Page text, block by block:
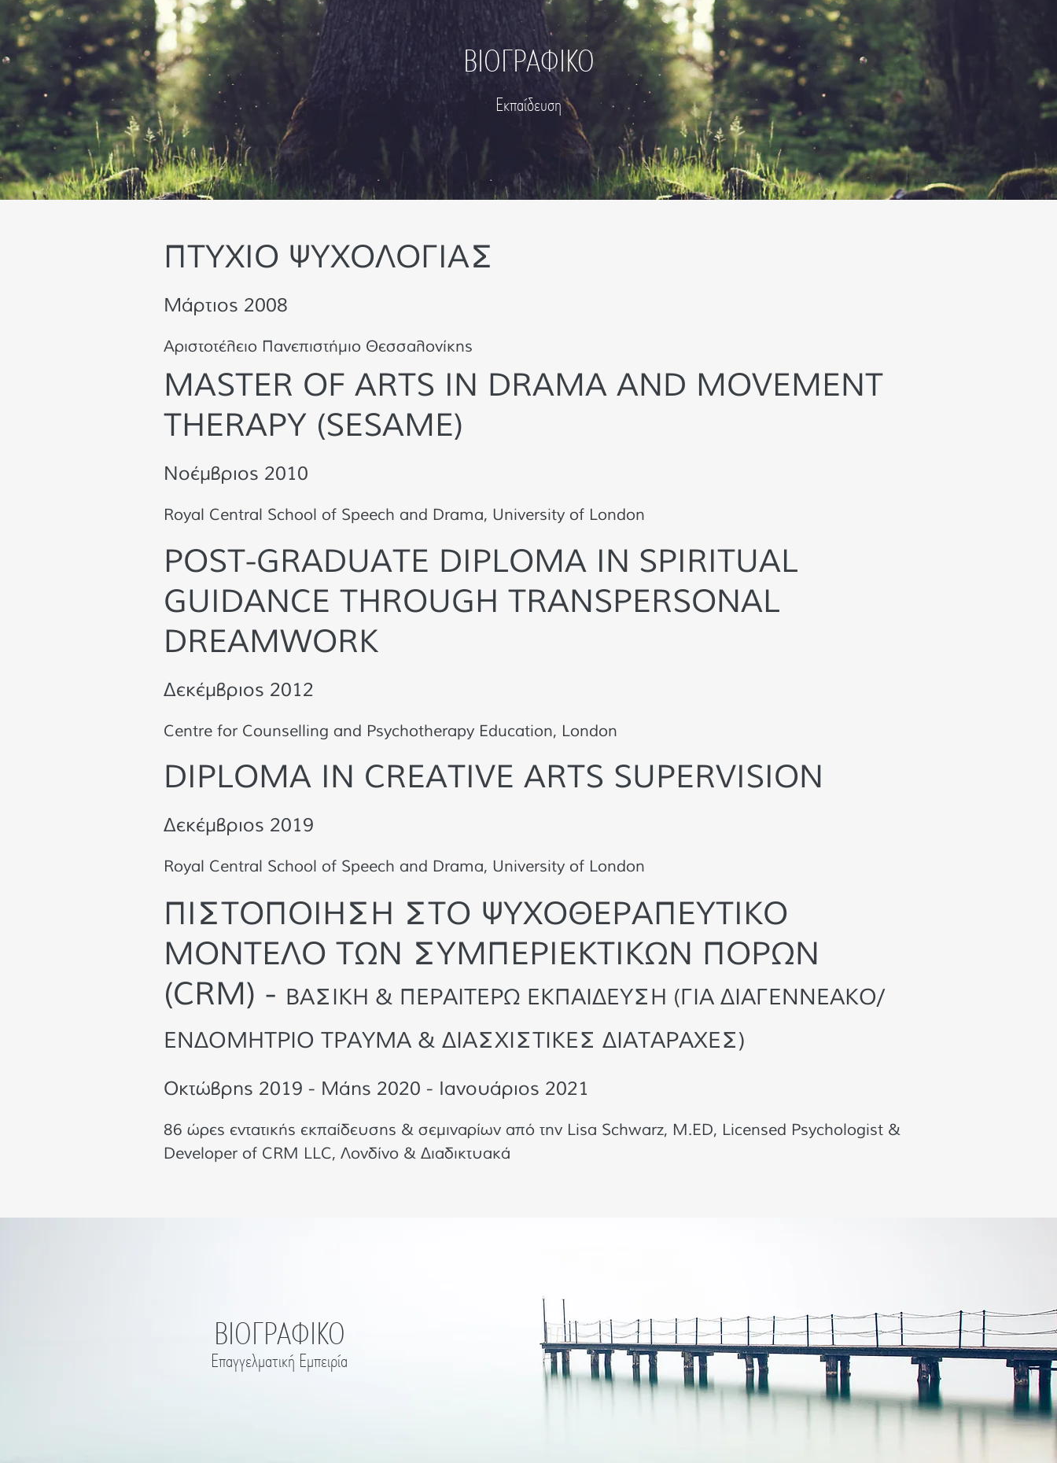
ΒΙΟΓΡΑΦΙΚΟ
Εκπαίδευση
MASTER OF ARTS IN DRAMA AND MOVEMENT
THERAPY (SESAME)
Νοέμβριος 2010
Royal Central School of Speech and Drama, University of London
POST-GRADUATE DIPLOMA IN SPIRITUAL
GUIDANCE THROUGH TRANSPERSONAL
DREAMWORK
Δεκέμβριος 2012
Centre for Counselling and Psychotherapy Education, London
DIPLOMA IN CREATIVE ARTS SUPERVISION
Δεκέμβριος 2019
Royal Central School of Speech and Drama, University of London
ΠΙΣΤΟΠΟΙΗΣΗ ΣΤΟ ΨΥΧΟΘΕΡΑΠΕΥΤΙΚΟ
ΜΟΝΤΕΛΟ ΤΩΝ ΣΥΜΠΕΡΙΕΚΤΙΚΩΝ ΠΟΡΩΝ
(CRM) -
ΒΑΣΙΚΗ & ΠΕΡΑΙΤΕΡΩ ΕΚΠΑΙΔΕΥΣΗ (ΓΙΑ ΔΙΑΓΕΝΝΕΑΚΟ/
ΕΝΔΟΜΗΤΡΙΟ ΤΡΑΥΜΑ & ΔΙΑΣΧΙΣΤΙΚΕΣ ΔΙΑΤΑΡΑΧΕΣ)
Οκτώβρης 2019 - Μάης 2020 - Ιανουάριος 2021
86 ώρες εντατικής εκπαίδευσης & σεμιναρίων από την Lisa Schwarz, M.ED, Licensed Psychologist &
Developer of CRM LLC, Λονδίνο & Διαδικτυακά
ΠΤΥΧΙΟ ΨΥΧΟΛΟΓΙΑΣ
Μάρτιος 2008
Αριστοτέλειο Πανεπιστήμιο Θεσσαλονίκης
ΒΙΟΓΡΑΦΙΚΟ
Επαγγελματική Εμπειρία